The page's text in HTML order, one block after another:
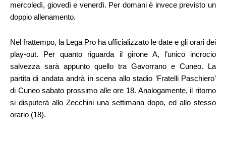
mercoledì, giovedì e venerdì. Per domani è invece previsto un
doppio allenamento.
Nel frattempo, la Lega Pro ha ufficializzato le date e gli orari dei
play-out. Per quanto riguarda il girone A, l’unico incrocio
salvezza sarà appunto quello tra Gavorrano e Cuneo. La
partita di andata andrà in scena allo stadio ‘Fratelli Paschiero’
di Cuneo sabato prossimo alle ore 18. Analogamente, il ritorno
si disputerà allo Zecchini una settimana dopo, ed allo stesso
orario (18).